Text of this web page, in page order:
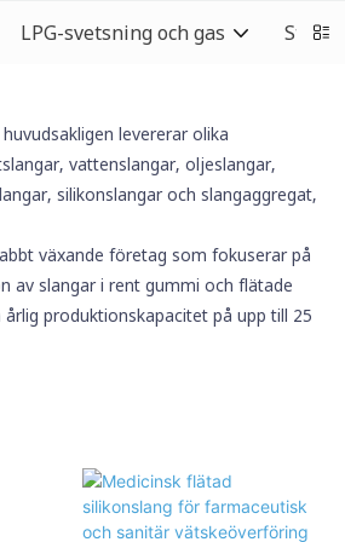
LPG-svetsning och gas
levererar olika
vattenslangar, oljeslangar,
silikonslangaroch slangaggregat,
växande företag som fokuserar på
av slangar i rent gummi och flätade
produktionskapacitet på upp till 25